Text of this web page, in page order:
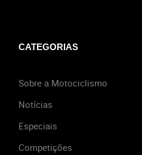
CATEGORIAS
Sobre a Motociclismo
Notícias
Especiais
Competições